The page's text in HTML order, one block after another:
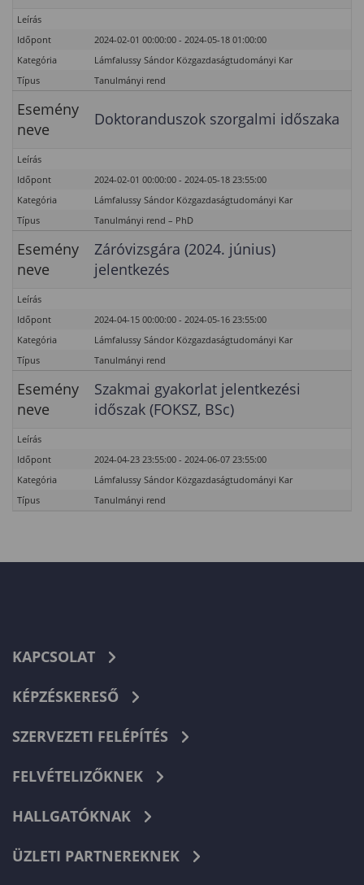
Leírás
Időpont
2024-02-01 00:00:00 - 2024-05-18 01:00:00
Kategória
Lámfalussy Sándor Közgazdaságtudományi Kar
Típus
Tanulmányi rend
Esemény
neve
Doktoranduszok szorgalmi időszaka
Leírás
Időpont
2024-02-01 00:00:00 - 2024-05-18 23:55:00
Kategória
Lámfalussy Sándor Közgazdaságtudományi Kar
Típus
Tanulmányi rend – PhD
Esemény
neve
Záróvizsgára (2024. június)
jelentkezés
Leírás
Időpont
2024-04-15 00:00:00 - 2024-05-16 23:55:00
Kategória
Lámfalussy Sándor Közgazdaságtudományi Kar
Típus
Tanulmányi rend
Esemény
neve
Szakmai gyakorlat jelentkezési
időszak (FOKSZ, BSc)
Leírás
Időpont
2024-04-23 23:55:00 - 2024-06-07 23:55:00
Kategória
Lámfalussy Sándor Közgazdaságtudományi Kar
Típus
Tanulmányi rend
KAPCSOLAT
KÉPZÉSKERESŐ
SZERVEZETI FELÉPÍTÉS
FELVÉTELIZŐKNEK
HALLGATÓKNAK
ÜZLETI PARTNEREKNEK